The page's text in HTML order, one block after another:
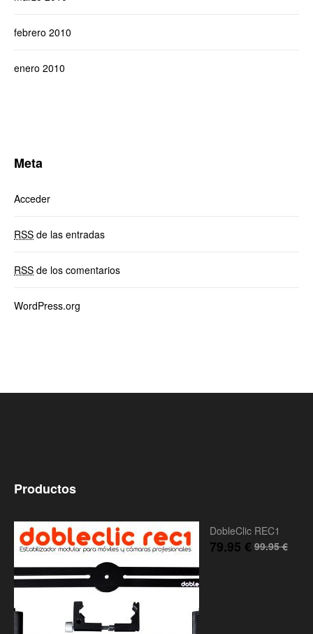
febrero 2010
enero 2010
Meta
Acceder
RSS de las entradas
RSS de los comentarios
WordPress.org
Productos
DobleClic REC1
99.95€
79.95 €